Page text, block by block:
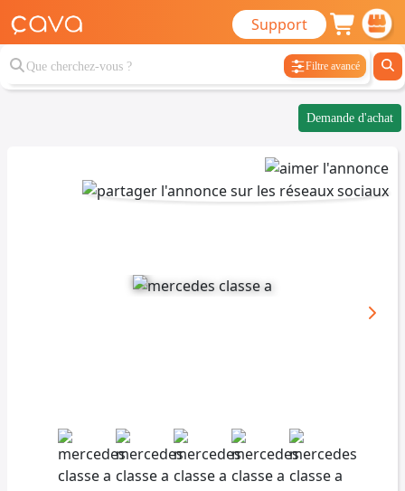
Support
Filtre avancé
Demande d'achat